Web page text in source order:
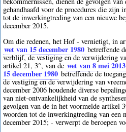
gehandhaafd voor de procedures die zijn
tot de inwerkingtreding van een nieuwe
december 2015.
Om die redenen, het Hof - vernietigt, in
wet van 15 december 1980 betreffende
verblijf, de vestiging en de verwijdering
artikel 21, 3°, van de wet van 8 mei 2013
15 december 1980 betreffende de
de vestiging en de verwijdering van
december 2006 houdende diverse
van niet-ontvankelijkheid van de
gevolgen van de in het voormelde artikel
woorden tot de inwerkingtreding van een
december 2015; - verwerpt de beroepen